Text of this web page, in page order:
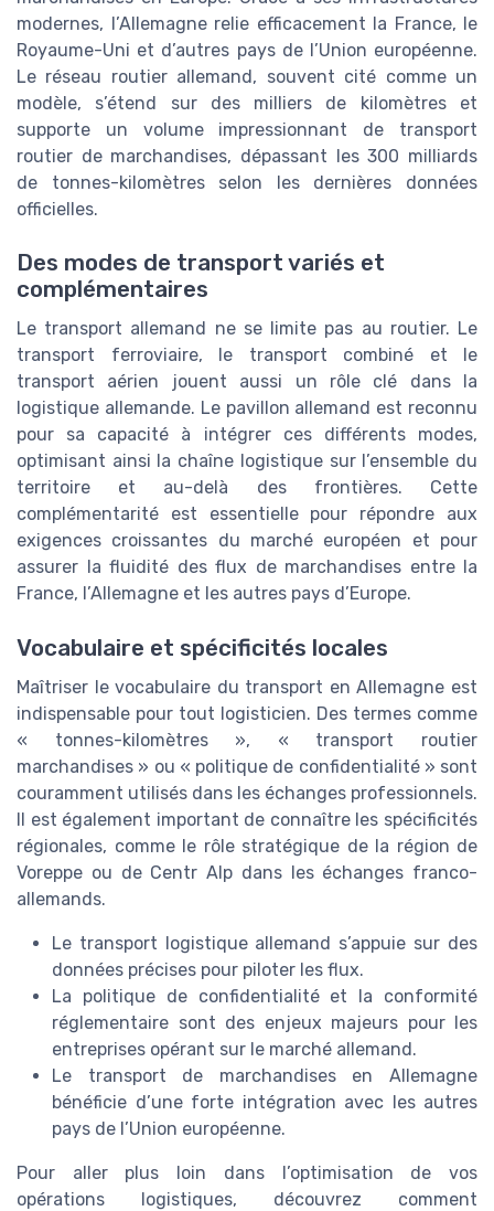
modernes, l’Allemagne relie efficacement la France, le
Royaume-Uni et d’autres pays de l’Union européenne.
Le réseau routier allemand, souvent cité comme un
modèle, s’étend sur des milliers de kilomètres et
supporte un volume impressionnant de transport
routier de marchandises, dépassant les 300 milliards
de tonnes-kilomètres selon les dernières données
officielles.
Des modes de transport variés et
complémentaires
Le transport allemand ne se limite pas au routier. Le
transport ferroviaire, le transport combiné et le
transport aérien jouent aussi un rôle clé dans la
logistique allemande. Le pavillon allemand est reconnu
pour sa capacité à intégrer ces différents modes,
optimisant ainsi la chaîne logistique sur l’ensemble du
territoire et au-delà des frontières. Cette
complémentarité est essentielle pour répondre aux
exigences croissantes du marché européen et pour
assurer la fluidité des flux de marchandises entre la
France, l’Allemagne et les autres pays d’Europe.
Vocabulaire et spécificités locales
Maîtriser le vocabulaire du transport en Allemagne est
indispensable pour tout logisticien. Des termes comme
« tonnes-kilomètres », « transport routier
marchandises » ou « politique de confidentialité » sont
couramment utilisés dans les échanges professionnels.
Il est également important de connaître les spécificités
régionales, comme le rôle stratégique de la région de
Voreppe ou de Centr Alp dans les échanges franco-
allemands.
Le transport logistique allemand s’appuie sur des
données précises pour piloter les flux.
La politique de confidentialité et la conformité
réglementaire sont des enjeux majeurs pour les
entreprises opérant sur le marché allemand.
Le transport de marchandises en Allemagne
bénéficie d’une forte intégration avec les autres
pays de l’Union européenne.
Pour aller plus loin dans l’optimisation de vos
opérations logistiques, découvrez comment